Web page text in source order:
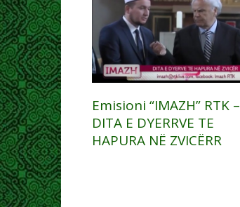
Emisioni “IMAZH” RTK –
DITA E DYERRVE TE
HAPURA NË ZVICËRR